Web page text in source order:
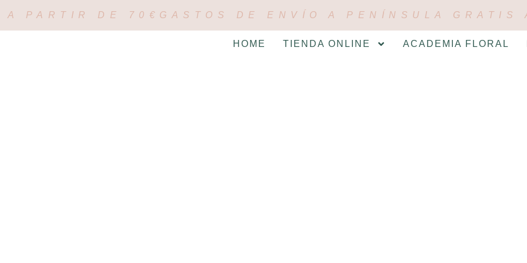
A PARTIR DE 70€ GASTOS DE ENVÍO A PENÍNSULA GRATIS
HOME TIENDA ONLINE ACADEMIA FLORAL